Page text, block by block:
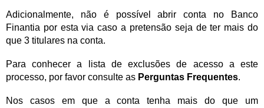
Adicionalmente, não é possível abrir conta no Banco
Finantia por esta via caso a pretensão seja de ter mais do
que 3 titulares na conta.
Para conhecer a lista de exclusões de acesso a este
processo, por favor consulte as Perguntas Frequentes.
Nos casos em que a conta tenha mais do que um